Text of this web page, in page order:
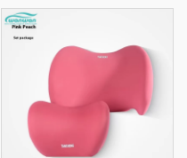
bilseteovertrekk
eksplosjonssikkert
silkeis materiale front
laget av lær